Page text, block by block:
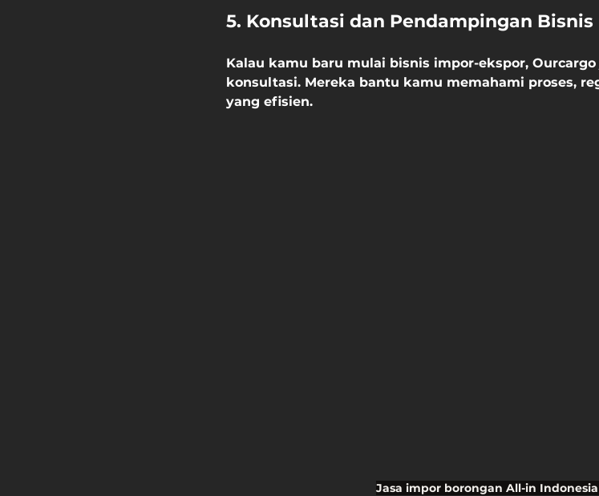
5. Konsultasi dan Pendampingan Bisnis
Kalau kamu baru mulai bisnis impor-ekspor,
konsultasi. Mereka bantu kamu memahami proses,
yang efisien.
Jasa impor borongan All-in